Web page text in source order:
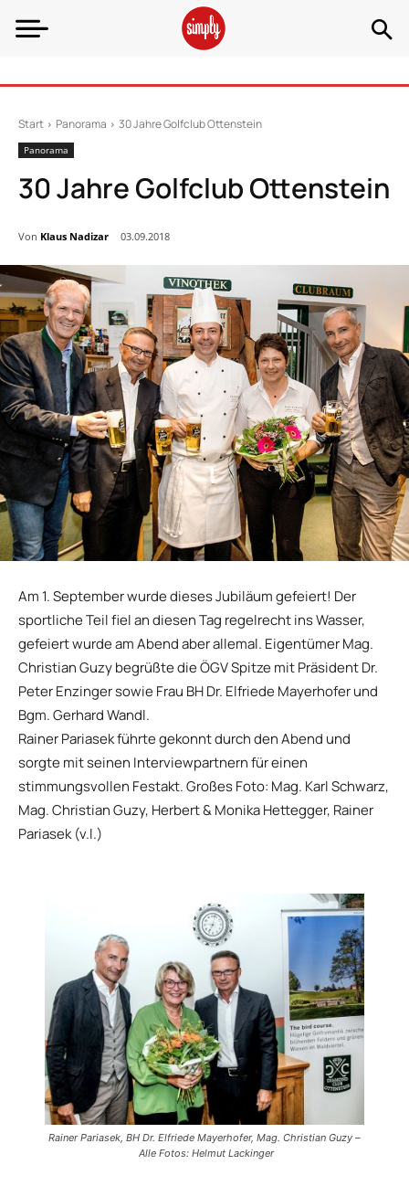
Start Panorama 30 Jahre Golfclub Ottenstein
Panorama
30 Jahre Golfclub Ottenstein
Von Klaus Nadizar 03.09.2018
Am 1. September wurde dieses Jubiläum gefeiert! Der
sportliche Teil fiel an diesen Tag regelrecht ins Wasser,
gefeiert wurde am Abend aber allemal. Eigentümer Mag.
Christian Guzy begrüßte die ÖGV Spitze mit Präsident Dr.
Peter Enzinger sowie Frau BH Dr. Elfriede Mayerhofer und
Bgm. Gerhard Wandl.
Rainer Pariasek führte gekonnt durch den Abend und
sorgte mit seinen Interviewpartnern für einen
stimmungsvollen Festakt. Großes Foto: Mag. Karl Schwarz,
Mag. Christian Guzy, Herbert & Monika Hettegger, Rainer
Pariasek (v.l.)
Rainer Pariasek, BH Dr. Elfriede Mayerhofer, Mag. Christian Guzy –
Alle Fotos: Helmut Lackinger